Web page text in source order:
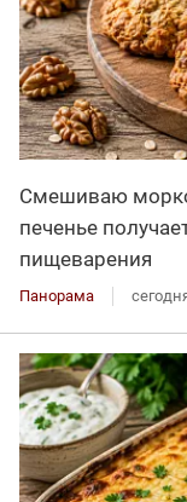
Смешиваю
печенье
пищеварения
Панорама